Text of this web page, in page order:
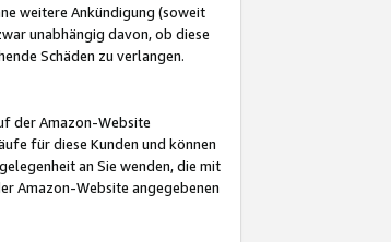
weitere Ankündigung (soweit
unabhängig davon, ob diese
Schäden zu verlangen.
der Amazon-Website
für diese Kunden und können
an Sie wenden, die mit
Amazon-Website angegebenen